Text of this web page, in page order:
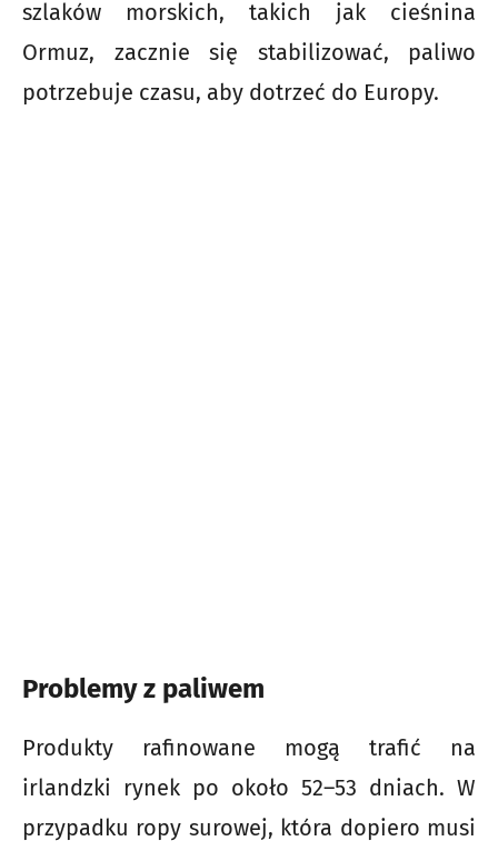
szlaków morskich, takich jak cieśnina
Ormuz, zacznie się stabilizować, paliwo
potrzebuje czasu, aby dotrzeć do Europy.
Problemy z paliwem
Produkty rafinowane mogą trafić na
irlandzki rynek po około 52–53 dniach. W
przypadku ropy surowej, która dopiero musi